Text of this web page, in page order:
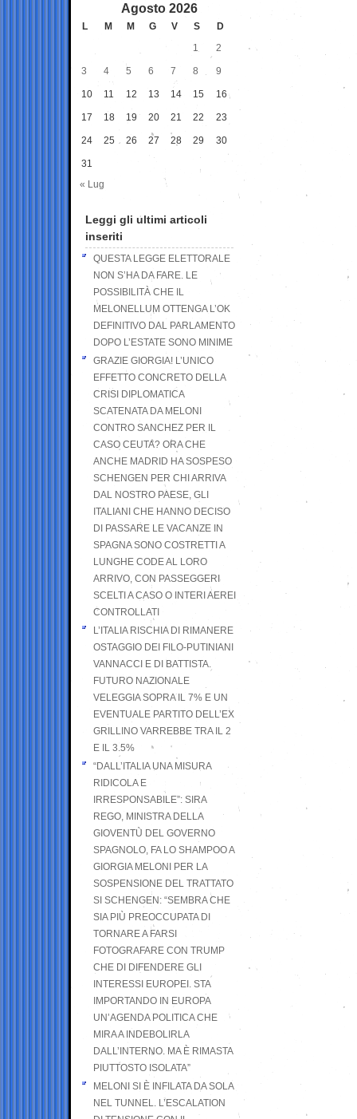
Agosto 2026
L M M G V S
D
1
2
3 4 5 6 7 8 9
10 11 12 13 14 15 16
17 18 19 20 21 22 23
24 25 26 27 28 29 30
31
« Lug
Leggi gli ultimi articoli
inseriti
QUESTA LEGGE ELETTORALE
NON S’HA DA FARE. LE
POSSIBILITÀ CHE IL
MELONELLUM OTTENGA L’OK
DEFINITIVO DAL PARLAMENTO
DOPO L’ESTATE SONO MINIME
GRAZIE GIORGIA! L’UNICO
EFFETTO CONCRETO DELLA
CRISI DIPLOMATICA
SCATENATA DA MELONI
CONTRO SANCHEZ PER IL
CASO CEUTA? ORA CHE
ANCHE MADRID HA SOSPESO
SCHENGEN PER CHI ARRIVA
DAL NOSTRO PAESE, GLI
ITALIANI CHE HANNO DECISO
DI PASSARE LE VACANZE IN
SPAGNA SONO COSTRETTI A
LUNGHE CODE AL LORO
ARRIVO, CON PASSEGGERI
SCELTI A CASO O INTERI AEREI
CONTROLLATI
L’ITALIA RISCHIA DI RIMANERE
OSTAGGIO DEI FILO-PUTINIANI
VANNACCI E DI BATTISTA.
FUTURO NAZIONALE
VELEGGIA SOPRA IL 7% E UN
EVENTUALE PARTITO DELL’EX
GRILLINO VARREBBE TRA IL 2
E IL 3.5%
“DALL’ITALIA UNA MISURA
RIDICOLA E
IRRESPONSABILE”: SIRA
REGO, MINISTRA DELLA
GIOVENTÙ DEL GOVERNO
SPAGNOLO, FA LO SHAMPOO A
GIORGIA MELONI PER LA
SOSPENSIONE DEL TRATTATO
SI SCHENGEN: “SEMBRA CHE
SIA PIÙ PREOCCUPATA DI
TORNARE A FARSI
FOTOGRAFARE CON TRUMP
CHE DI DIFENDERE GLI
INTERESSI EUROPEI. STA
IMPORTANDO IN EUROPA
UN’AGENDA POLITICA CHE
MIRA A INDEBOLIRLA
DALL’INTERNO. MA È RIMASTA
PIUTTOSTO ISOLATA”
MELONI SI È INFILATA DA SOLA
NEL TUNNEL. L’ESCALATION